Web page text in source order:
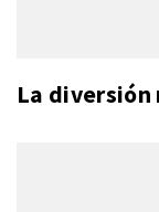
La diversión